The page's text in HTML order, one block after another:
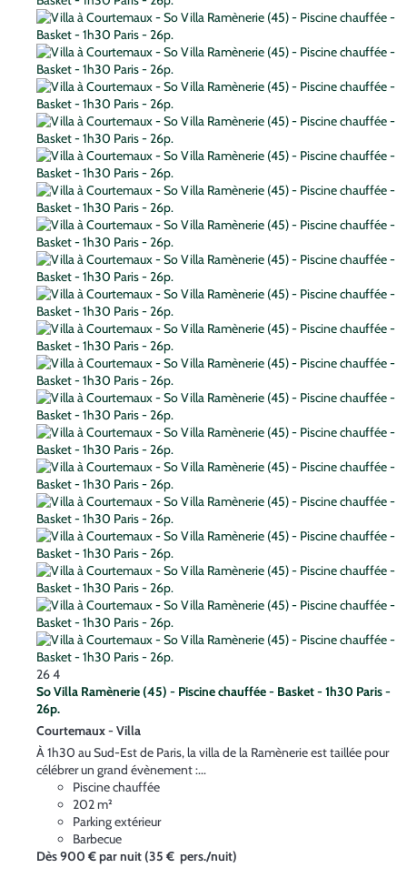
264
So Villa Ramènerie (45) - Piscine chauffée - Basket - 1h30 Paris -
26p.
Courtemaux - Villa
À 1h30 au Sud-Est de Paris, la villa de la Ramènerie est taillée pour
célébrer un grand évènement :...
Piscine chauffée
202 m²
Parking extérieur
Barbecue
Dès900 €par nuit(35 € pers./nuit)